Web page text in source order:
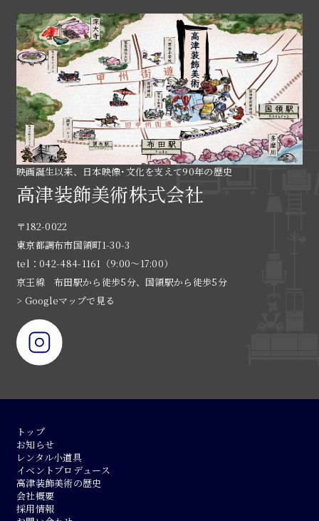
映画誕生以来、日本映像･文化を支えて90年の歴史
高津装飾美術株式会社
〒182-0022
東京都調布市国領町1-30-3
tel：042-484-1161（9:00〜17:00）
京王線 布田駅から徒歩5分、国領駅から徒歩5分
> Googleマップで見る
トップ
お知らせ
レンタル小道具
イベントプロデュース
高津装飾美術の歴史
会社概要
採用情報